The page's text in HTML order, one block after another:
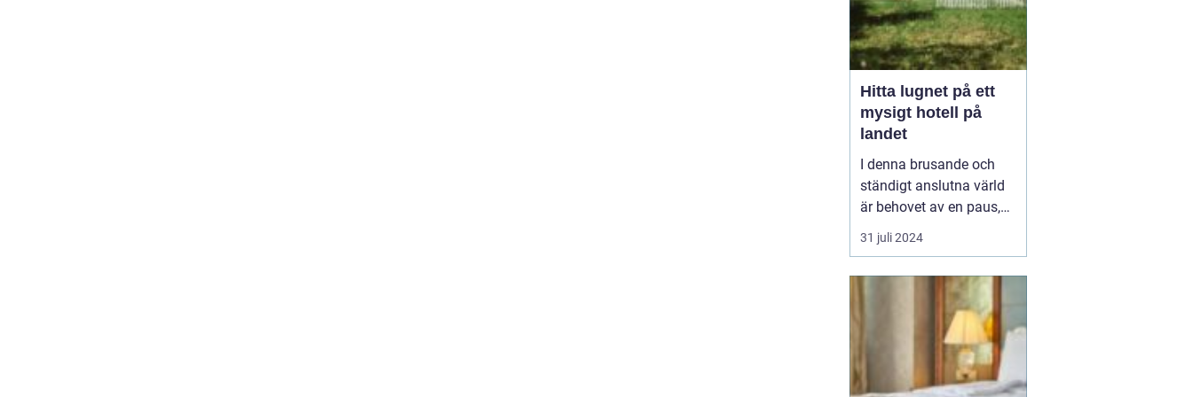
Hitta lugnet på ett
mysigt hotell på
landet
I denna brusande och
ständigt anslutna värld
är behovet av en paus,
en stund av frid, större
än någonsin, ett
31 juli 2024